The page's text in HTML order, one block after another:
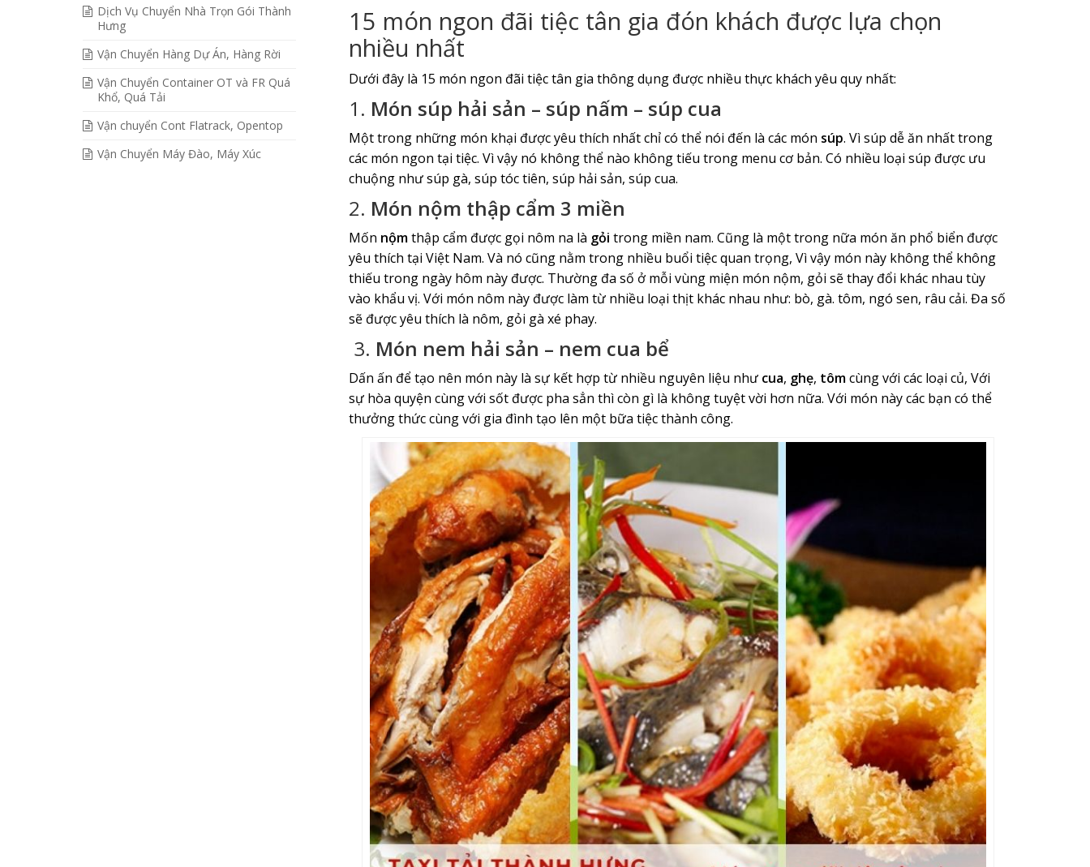
Dịch Vụ Chuyển Nhà Trọn Gói Thành
Hưng
Vận Chuyển Hàng Dự Án, Hàng Rời
Vận Chuyển Container OT và FR Quá
Khổ, Quá Tải
Vận chuyển Cont Flatrack, Opentop
Vận Chuyển Máy Đào, Máy Xúc
15 món ngon đãi tiệc tân gia đón khách được lựa chọn
nhiều nhất
Dưới đây là 15 món ngon đãi tiệc tân gia thông dụng được nhiều thực khách yêu quy nhất:
1. Món súp hải sản – súp nấm – súp cua
Một trong những món khại được yêu thích nhất chỉ có thể nói đến là các món súp. Vì súp dễ ăn nhất trong
các món ngon tại tiệc. Vì vậy nó không thể nào không tiếu trong menu cơ bản. Có nhiều loại súp được ưu
chuộng như súp gà, súp tóc tiên, súp hải sản, súp cua.
2. Món nộm thập cẩm 3 miền
Mốn nộmthập cẩm được gọi nôm na là gỏi trong miền nam. Cũng là một trong nữa món ăn phổ biển được
yêu thích tại Việt Nam. Và nó cũng nằm trong nhiều buổi tiệc quan trọng, Vì vậy món này không thể không
thiếu trong ngày hôm này được. Thường đa số ở mỗi vùng miện món nộm, gỏi sẽ thay đổi khác nhau tùy
vào khẩu vị. Với món nôm này được làm từ nhiều loại thịt khác nhau như: bò, gà. tôm, ngó sen, râu cải. Đa số
sẽ được yêu thích là nôm, gỏi gà xé phay.
3. Món nem hải sản – nem cua bể
Dấn ấn để tạo nên món này là sự kết hợp từ nhiều nguyên liệu như cua, ghẹ, tômcùng với các loại củ, Với
sự hòa quyện cùng với sốt được pha sẳn thì còn gì là không tuyệt vời hơn nữa. Với món này các bạn có thể
thưởng thức cùng với gia đình tạo lên một bữa tiệc thành công.